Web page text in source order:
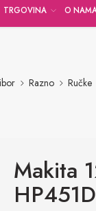
TRGOVINA O
Razno Ručke
Makita
HP451D